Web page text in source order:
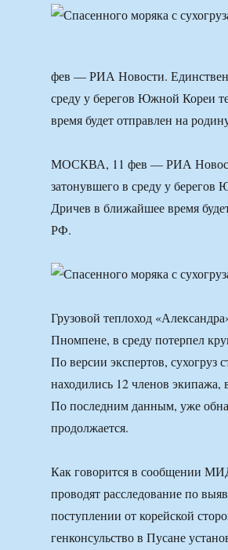
фев — РИА Новости.
среду у берегов Южной Кореи
время будет отправлен на
МОСКВА, 11 фев — РИА
затонувшего в среду у
Дричев в ближайшее время
РФ.
Грузовой теплоход
Пномпене, в среду потерпел
По версии экспертов, сухогруз
находились 12 членов
По последним данным, уже
продолжается.
Как говорится в сообщении
проводят расследование по
поступлении от корейской
генконсульство в Пусане